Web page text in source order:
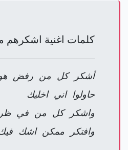
كلمات اغنية اشكرهم
أشكر كل من رفض
حاولوا اني اخليك
واشكر كل من في
وافتكر ممكن اشك